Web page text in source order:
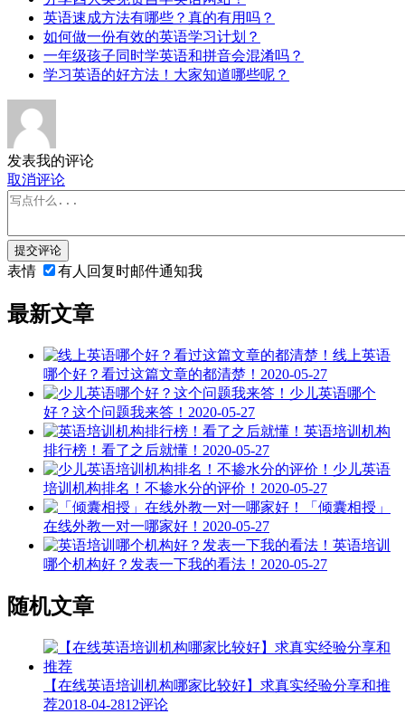
英语速成方法有哪些？真的有用吗？
如何做一份有效的英语学习计划？
一年级孩子同时学英语和拼音会混淆吗？
学习英语的好方法！大家知道哪些呢？
发表我的评论
取消评论
提交评论
表情 有人回复时邮件通知我
最新文章
线上英语
哪个好？看过这篇文章的都清楚！ 2020-05-27
少儿英语哪个
好？这个问题我来答！ 2020-05-27
英语培训机构
排行榜！看了之后就懂！ 2020-05-27
少儿英语
培训机构排名！不掺水分的评价！ 2020-05-27
「倾囊相授」
在线外教一对一哪家好！ 2020-05-27
英语培训
哪个机构好？发表一下我的看法！ 2020-05-27
随机文章
【在线英语培训机构哪家比较好】求真实经验分享和推
荐2018-04-2812评论